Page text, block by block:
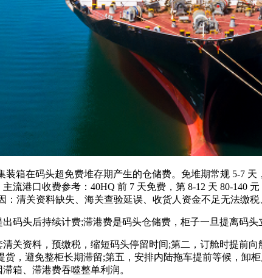
箱在码头超免费堆存期产生的仓储费。免堆期常规 5-7
流港口收费参考：40HQ 前 7 天免费，第 8-12 天 80-140
：清关资料缺失、海关查验延误、收货人资金不足无法缴税
头后持续计费;滞港费是码头仓储费，柜子一旦提离码头
资料，预缴税，缩短码头停留时间;第二，订舱时提前向
，避免整柜长期滞留;第五，安排内陆拖车提前等候，卸
箱、滞港费吞噬整单利润。